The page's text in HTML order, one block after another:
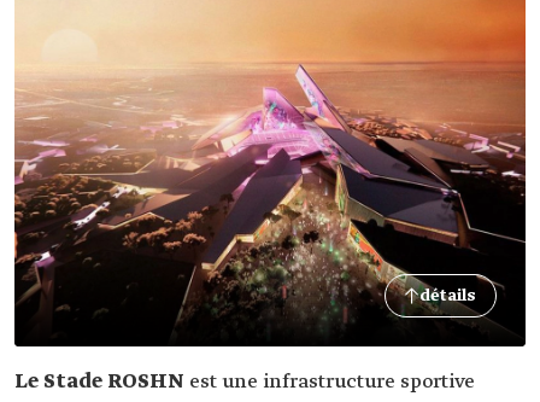
détails
Le Stade ROSHN est une infrastructure sportive